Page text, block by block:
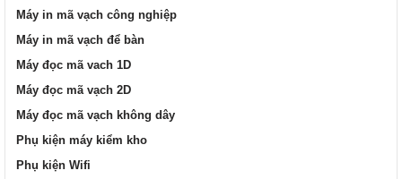
Máy in mã vạch công nghiệp
Máy in mã vạch để bàn
Máy đọc mã vach 1D
Máy đọc mã vạch 2D
Máy đọc mã vạch không dây
Phụ kiện máy kiểm kho
Phụ kiện Wifi